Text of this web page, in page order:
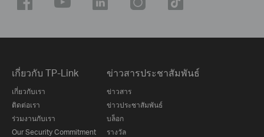
เกี่ยวกับ TP-Link
เกี่ยวกับเรา
ติดต่อเรา
ร่วมงานกับเรา
Our Security Commitment
ข่าวสารประชาสัมพันธ์
ข่าวสาร
ข่าวประชาสัมพันธ์
บล็อก
รางวัล